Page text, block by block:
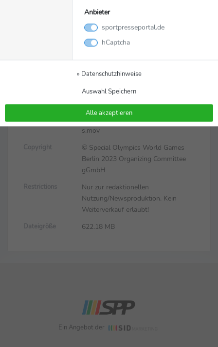
Zurück zur Meldung
Champions Gala 2022
Schnittbilder vom Event in Berlin, bei dem die Special
Olympics prominent im Programm aufgetreten sind.
SpecialOlympics_20221203_Schnibi
s.mov
Copyright
© Special Olympics World Games
Berlin 2023 Organizing Committee
gGmbH
Restrictions
Nur zur redaktionellen
Nutzung/Newsproduktion. Kein
Weiterverkauf erlaubt!
Dateigröße 622.18 MB
Ein Angebot der
Anbieter
sportpresseportal.de
hCaptcha
» Datenschutzhinweise
Auswahl Speichern
Alle akzeptieren